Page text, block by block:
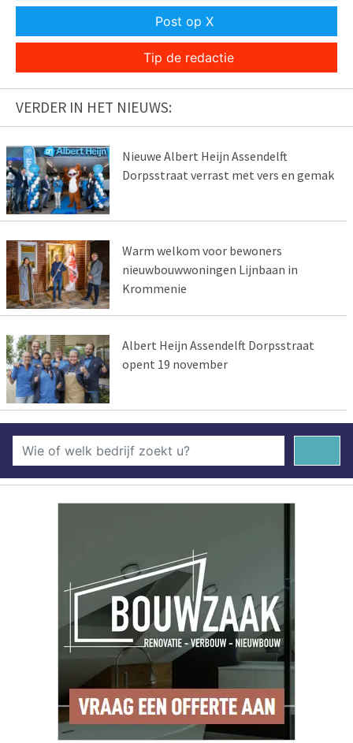
Post op X
Tip de redactie
VERDER IN HET NIEUWS:
Nieuwe Albert Heijn Assendelft
Dorpsstraat verrast met vers en gemak
Warm welkom voor bewoners
nieuwbouwwoningen Lijnbaan in
Krommenie
Albert Heijn Assendelft Dorpsstraat
opent 19 november